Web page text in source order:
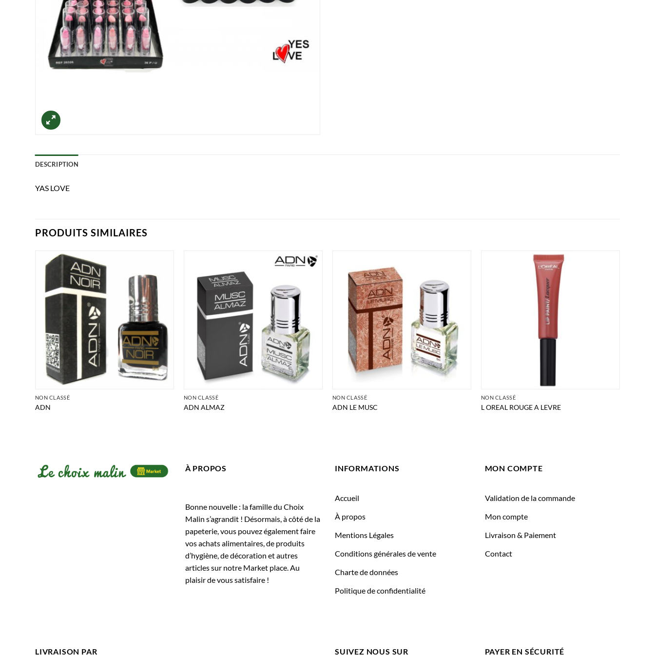
DESCRIPTION
YAS LOVE
PRODUITS SIMILAIRES
NON CLASSÉ
ADN
NON CLASSÉ
ADN ALMAZ
NON CLASSÉ
ADN LE MUSC
NON CLASSÉ
L OREAL ROUGE A LEVRE
À PROPOS
Bonne nouvelle : la famille du Choix
Malin s’agrandit ! Désormais, à côté de la
papeterie, vous pouvez également faire
vos achats alimentaires, de produits
d’hygiène, de décoration et autres
articles sur notre Market place. Au
plaisir de vous satisfaire !
INFORMATIONS
Accueil
À propos
Mentions Légales
Conditions générales de vente
Charte de données
Politique de confidentialité
MON COMPTE
Validation de la commande
Mon compte
Livraison & Paiement
Contact
LIVRAISON PAR SUIVEZ NOUS SUR PAYER EN SÉCURITÉ